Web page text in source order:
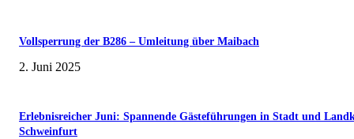
Vollsperrung der B286 – Umleitung über Maibach
2. Juni 2025
Erlebnisreicher Juni: Spannende Gästeführungen in Stadt und
Schweinfurt